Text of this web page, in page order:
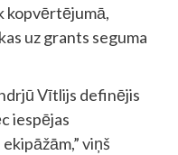
kopvērtējumā,
uz grants seguma
Vītlijs definējis
iespējas
viņš